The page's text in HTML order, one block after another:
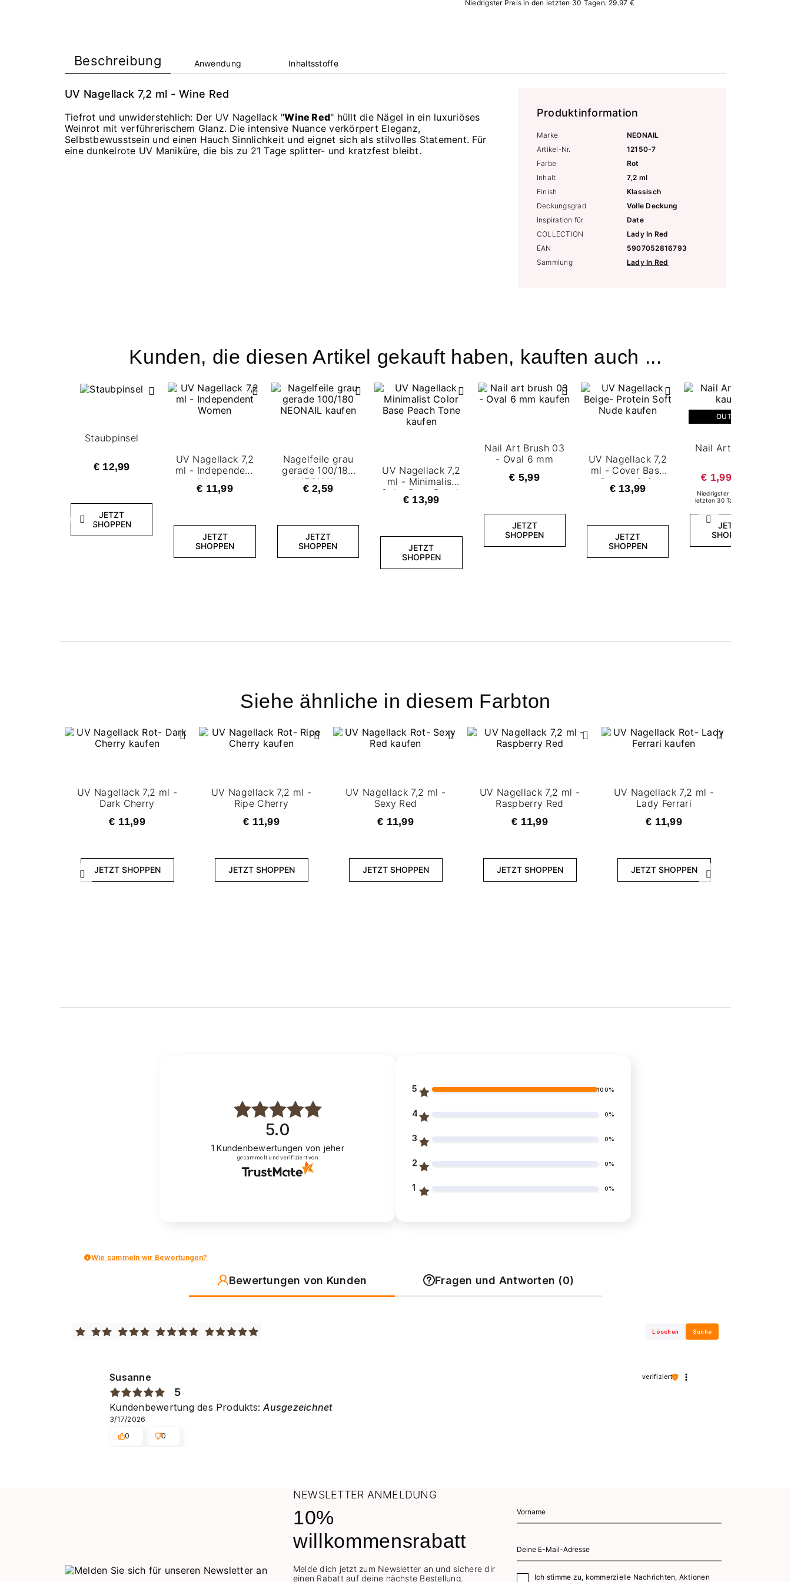
Niedrigster Preis in den letzten 30 Tagen: 29.97 €
Beschreibung Anwendung Inhaltsstoffe
Produktinformation
Marke
NEONAIL
Artikel-Nr.
12150-7
Farbe
Rot
Inhalt
7,2 ml
Finish
Klassisch
Deckungsgrad
Volle Deckung
Inspiration für
Date
COLLECTION
Lady In Red
EAN
5907052816793
Sammlung
Lady In Red
UV Nagellack 7,2 ml - Wine Red
Tiefrot und unwiderstehlich: Der UV Nagellack "Wine Red" hüllt die Nägel in ein luxuriöses
Weinrot mit verführerischem Glanz. Die intensive Nuance verkörpert Eleganz,
Selbstbewusstsein und einen Hauch Sinnlichkeit und eignet sich als stilvolles Statement. Für
eine dunkelrote UV Maniküre, die bis zu 21 Tage splitter- und kratzfest bleibt.
Kunden, die diesen Artikel gekauft haben, kauften auch ...
Zurück Weiter
Staubpinsel
€ 12,99
JETZT
SHOPPEN
UV Nagellack 7,2
ml - Independent
Women
€ 11,99
JETZT
SHOPPEN
Nagelfeile grau
gerade 100/180
NEONAIL
€ 2,59
JETZT
SHOPPEN
UV Nagellack 7,2
ml - Minimalist
Color Base Peach
Tone
€ 13,99
JETZT
SHOPPEN
Nail Art Brush 03
- Oval 6 mm
€ 5,99
JETZT
SHOPPEN
UV Nagellack 7,2
ml - Cover Base
Protein Soft
Nude
€ 13,99
JETZT
SHOPPEN
OUTLET
Nail Art Palette
€ 1,99
Niedrigster Preis in den
letzten 30 Tagen: 5.49 €
JETZT
SHOPPEN
Siehe ähnliche in diesem Farbton
Zurück Weiter
UV Nagellack 7,2 ml -
Dark Cherry
€ 11,99
JETZT SHOPPEN
UV Nagellack 7,2 ml -
Ripe Cherry
€ 11,99
JETZT SHOPPEN
UV Nagellack 7,2 ml -
Sexy Red
€ 11,99
JETZT SHOPPEN
UV Nagellack 7,2 ml -
Raspberry Red
€ 11,99
JETZT SHOPPEN
UV Nagellack 7,2 ml -
Lady Ferrari
€ 11,99
JETZT SHOPPEN
5.0
1 Kundenbewertungen von jeher
gesammelt und verifiziert von
5 100%
4 0%
3 0%
2 0%
1 0%
Wie sammeln wir Bewertungen?
Bewertungen von Kunden Fragen und Antworten (0)
Löschen Suche
Susanne verifiziert
5
Kundenbewertung des Produkts:Ausgezeichnet
3/17/2026
0
0
NEWSLETTER ANMELDUNG
10%
willkommensrabatt
Melde dich jetzt zum Newsletter an und sichere dir
einen Rabatt auf deine nächste Bestellung.
Ich stimme zu, kommerzielle Nachrichten, Aktionen